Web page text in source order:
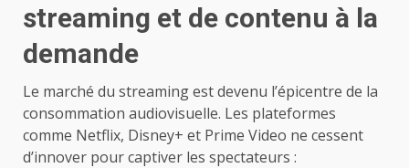
streaming et de contenu à la
demande
Le marché du streaming est devenu l’épicentre de la
consommation audiovisuelle. Les plateformes
comme Netflix, Disney+ et Prime Video ne cessent
d’innover pour captiver les spectateurs :